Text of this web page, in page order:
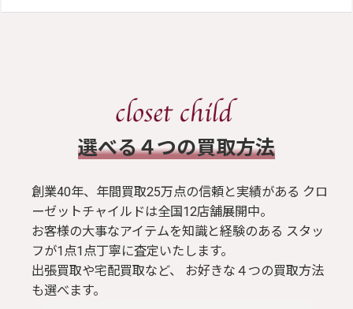
​選べる４つの買取方法
創業40年、年間買取25万点の信頼と実績がある クロ
ーゼットチャイルドは全国12店舗展開中。
お客様の大事なアイテムを知識と経験のある スタッ
フが1点1点丁寧に査定いたします。
出張買取や宅配買取など、 お好きな４つの買取方法
も選べます。